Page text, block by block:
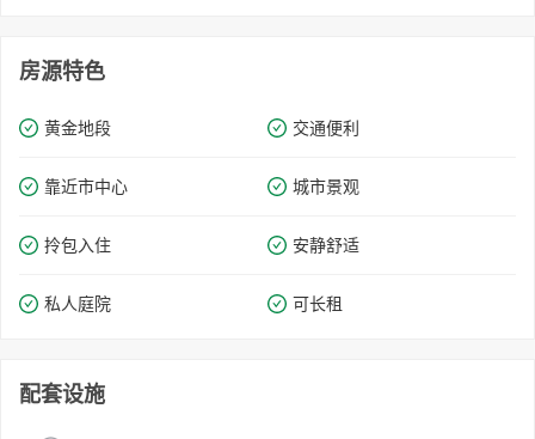
房源特色
黄金地段 交通便利
靠近市中心 城市景观
拎包入住 安静舒适
私人庭院 可长租
配套设施